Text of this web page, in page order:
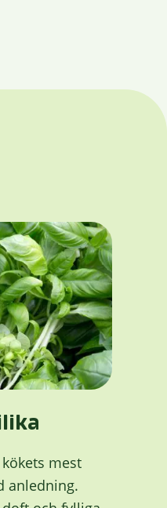
mest
anledning.